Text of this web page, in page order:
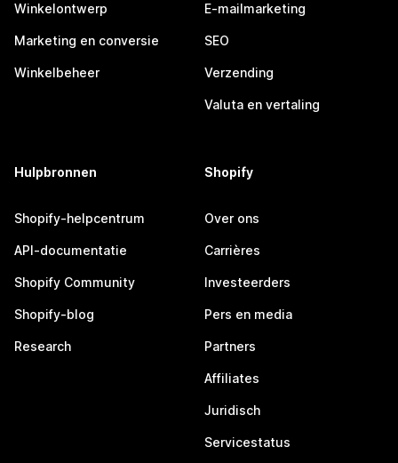
Winkelontwerp
Marketing en conversie
Winkelbeheer
E-mailmarketing
SEO
Verzending
Valuta en vertaling
Hulpbronnen
Shopify-helpcentrum
API-documentatie
Shopify Community
Shopify-blog
Research
Shopify
Over ons
Carrières
Investeerders
Pers en media
Partners
Affiliates
Juridisch
Servicestatus